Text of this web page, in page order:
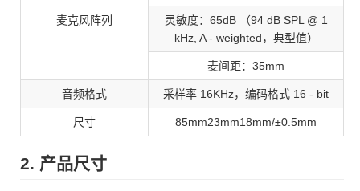
麦克风阵列
灵敏度：65dB （94 dB SPL @ 1
kHz, A - weighted，典型值）
麦间距：35mm
音频格式 采样率 16KHz，编码格式 16 - bit
尺寸 85mm23mm18mm/±0.5mm
2. 产品尺寸